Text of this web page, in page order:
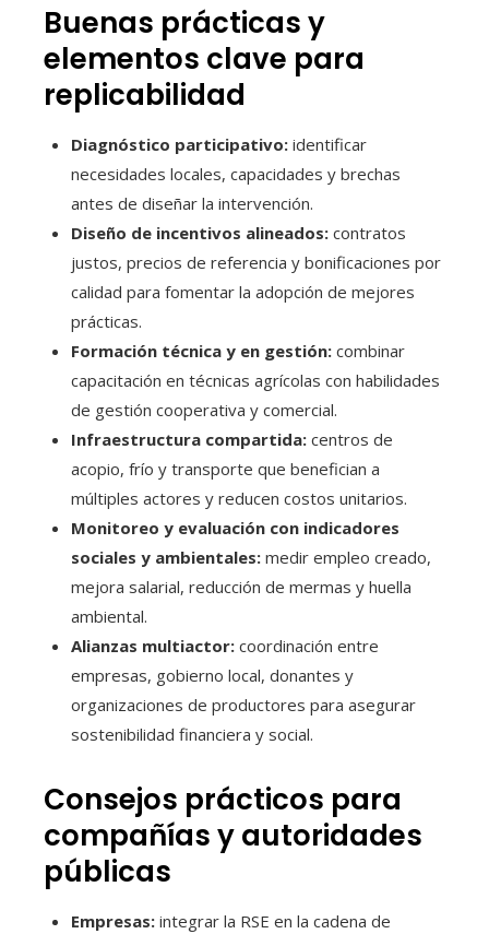
Buenas prácticas y
elementos clave para
replicabilidad
Diagnóstico participativo: identificar
necesidades locales, capacidades y brechas
antes de diseñar la intervención.
Diseño de incentivos alineados: contratos
justos, precios de referencia y bonificaciones por
calidad para fomentar la adopción de mejores
prácticas.
Formación técnica y en gestión: combinar
capacitación en técnicas agrícolas con habilidades
de gestión cooperativa y comercial.
Infraestructura compartida: centros de
acopio, frío y transporte que benefician a
múltiples actores y reducen costos unitarios.
Monitoreo y evaluación con indicadores
sociales y ambientales: medir empleo creado,
mejora salarial, reducción de mermas y huella
ambiental.
Alianzas multiactor: coordinación entre
empresas, gobierno local, donantes y
organizaciones de productores para asegurar
sostenibilidad financiera y social.
Consejos prácticos para
compañías y autoridades
públicas
Empresas: integrar la RSE en la cadena de